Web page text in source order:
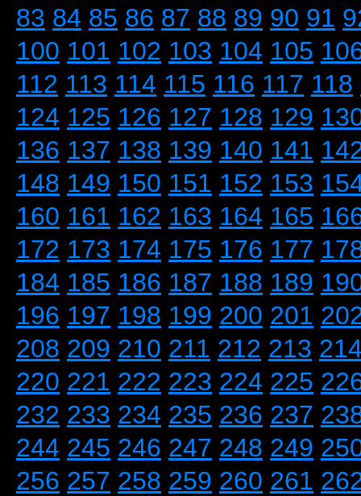
83 84 85 86 87 88 89 90 91
100 101 102 103 104 105
112 113 114 115 116 117 118
124 125 126 127 128 129
136 137 138 139 140 141
148 149 150 151 152 153
160 161 162 163 164 165
172 173 174 175 176 177
184 185 186 187 188 189
196 197 198 199 200 201
208 209 210 211 212 213
220 221 222 223 224 225
232 233 234 235 236 237
244 245 246 247 248 249
256 257 258 259 260 261